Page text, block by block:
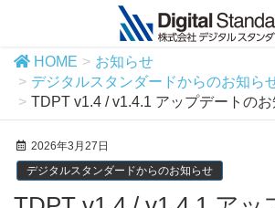
HOME
お知らせ
デジタルスタンダードからのお知ら
TDPT v1.4 / v1.4.1 アップデートの
2026年3月27日
デジタルスタンダードからのお知らせ